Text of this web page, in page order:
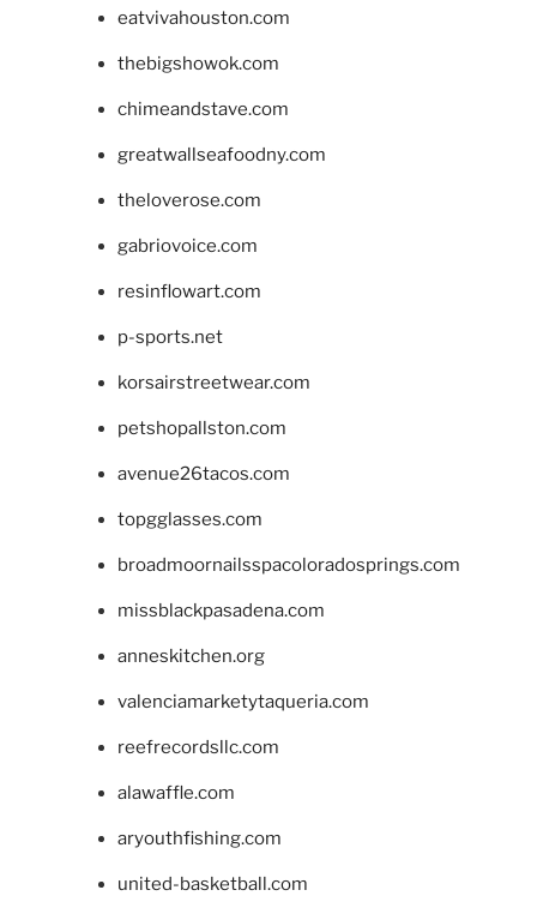
eatvivahouston.com
thebigshowok.com
chimeandstave.com
greatwallseafoodny.com
theloverose.com
gabriovoice.com
resinflowart.com
p-sports.net
korsairstreetwear.com
petshopallston.com
avenue26tacos.com
topgglasses.com
broadmoornailsspacoloradosprings.com
missblackpasadena.com
anneskitchen.org
valenciamarketytaqueria.com
reefrecordsllc.com
alawaffle.com
aryouthfishing.com
united-basketball.com